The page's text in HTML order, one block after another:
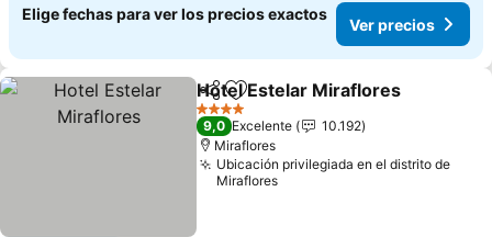
Elige fechas para ver los precios exactos
Ver precios
CompartirAgregar a favoritos
Hotel Estelar Miraflores
4 Estrellas
9,0 Excelente
10.192
Miraflores
Ubicación privilegiada en el distrito de
Miraflores